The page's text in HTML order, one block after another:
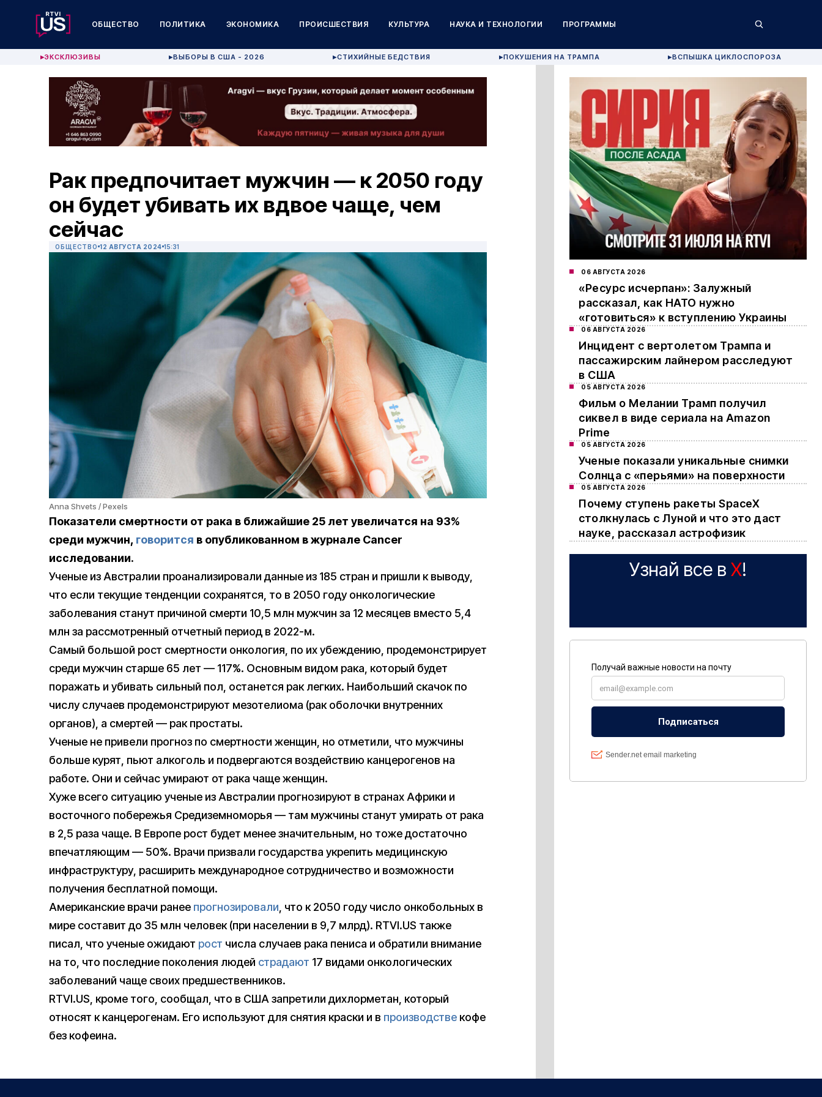
ОБЩЕСТВО ПОЛИТИКА ЭКОНОМИКА ПРОИСШЕСТВИЯ КУЛЬТУРА НАУКА И ТЕХНОЛОГИИ ПРОГРАММЫ
▶ЭКСКЛЮЗИВЫ ▶ВЫБОРЫ В США - 2026 ▶СТИХИЙНЫЕ БЕДСТВИЯ ▶ПОКУШЕНИЯ НА ТРАМПА ▶ВСПЫШКА ЦИКЛОСПОРОЗА
Рак предпочитает мужчин — к 2050 году
он будет убивать их вдвое чаще, чем
сейчас
ОБЩЕСТВО 12 АВГУСТА 2024 15:31
Anna Shvets / Pexels
Показатели смертности от рака в ближайшие 25 лет увеличатся на 93%
среди мужчин, говорится в опубликованном в журнале Cancer
исследовании.
Ученые из Австралии проанализировали данные из 185 стран и пришли к выводу,
что если текущие тенденции сохранятся, то в 2050 году онкологические
заболевания станут причиной смерти 10,5 млн мужчин за 12 месяцев вместо 5,4
млн за рассмотренный отчетный период в 2022-м.
Самый большой рост смертности онкология, по их убеждению, продемонстрирует
среди мужчин старше 65 лет — 117%. Основным видом рака, который будет
поражать и убивать сильный пол, останется рак легких. Наибольший скачок по
числу случаев продемонстрируют мезотелиома (рак оболочки внутренних
органов), а смертей — рак простаты.
Ученые не привели прогноз по смертности женщин, но отметили, что мужчины
больше курят, пьют алкоголь и подвергаются воздействию канцерогенов на
работе. Они и сейчас умирают от рака чаще женщин.
Хуже всего ситуацию ученые из Австралии прогнозируют в странах Африки и
восточного побережья Средиземноморья — там мужчины станут умирать от рака
в 2,5 раза чаще. В Европе рост будет менее значительным, но тоже достаточно
впечатляющим — 50%. Врачи призвали государства укрепить медицинскую
инфраструктуру, расширить международное сотрудничество и возможности
получения бесплатной помощи.
Американские врачи ранее прогнозировали, что к 2050 году число онкобольных в
мире составит до 35 млн человек (при населении в 9,7 млрд). RTVI.US также
писал, что ученые ожидают рост числа случаев рака пениса и обратили внимание
на то, что последние поколения людей страдают 17 видами онкологических
заболеваний чаще своих предшественников.
RTVI.US, кроме того, сообщал, что в США запретили дихлорметан, который
относят к канцерогенам. Его используют для снятия краски и в производстве кофе
без кофеина.
06 АВГУСТА 2026
«Ресурс исчерпан»: Залужный
рассказал, как НАТО нужно
«готовиться» к вступлению Украины
06 АВГУСТА 2026
Инцидент с вертолетом Трампа и
пассажирским лайнером расследуют
в США
05 АВГУСТА 2026
Фильм о Мелании Трамп получил
сиквел в виде сериала на Amazon
Prime
05 АВГУСТА 2026
Ученые показали уникальные снимки
Солнца с «перьями» на поверхности
05 АВГУСТА 2026
Почему ступень ракеты SpaceX
столкнулась с Луной и что это даст
науке, рассказал астрофизик
Узнай все в X!